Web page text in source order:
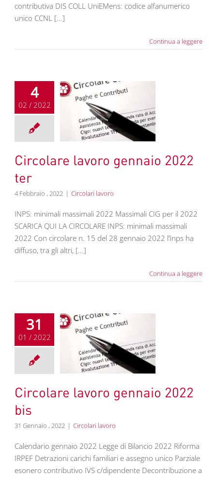
contributiva DIS COLL UniEMens: codice alfanumerico
unico CCNL [...]
Continua a leggere
4
02 / 2022
lavoro
2022 ter
lavoro
Circolare lavoro gennaio 2022
ter
4 Febbraio , 2022 | Circolari lavoro
INPS: minimali massimali 2022 Massimali CIG per il 2022
SCARICA QUI LA CIRCOLARE INPS: minimali massimali
2022 Con circolare n. 15 del 28 gennaio 2022 l’Inps ha
diffuso, tra gli altri, [...]
Continua a leggere
31
01 / 2022
lavoro
2022 bis
lavoro
Circolare lavoro gennaio 2022
bis
31 Gennaio , 2022 | Circolari lavoro
Calendario gennaio 2022 Legge di Bilancio 2022 Riforma
IRPEF Detrazioni carichi familiari e assegno unico Parziale
esonero contributivo IVS c/dipendente Decontribuzione a